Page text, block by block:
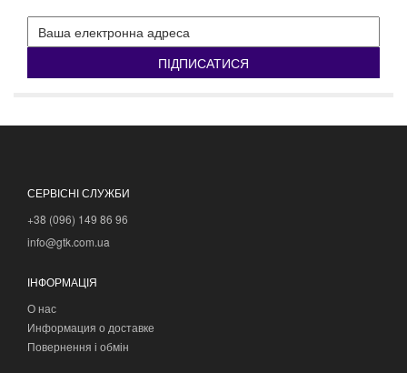
ПІДПИСАТИСЯ
СЕРВІСНІ СЛУЖБИ
+38 (096) 149 86 96
info@gtk.com.ua
ІНФОРМАЦІЯ
О нас
Информация о доставке
Повернення і обмін